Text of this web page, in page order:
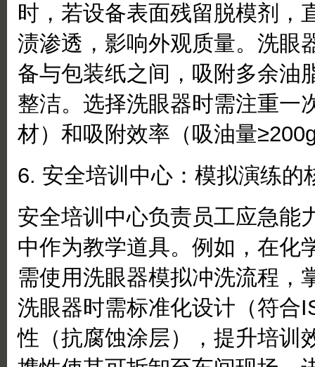
时，若设备表面残留脱模剂，
渍渗透，影响外观质量。洗眼
备与包装纸之间，吸附多余油
整洁。选择洗眼器时需注重一
材）和吸附效率（吸油量
6. 安全培训中心：模拟演练的
安全培训中心负责员工应急能
中作为教学道具。例如，在化
需使用洗眼器模拟冲洗流程，
洗眼器时需标准化设计（符合
性（抗腐蚀涂层），提升培训